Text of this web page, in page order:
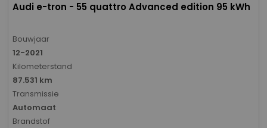
Audi e-tron - 55 quattro Advanced edition 95 kWh
Bouwjaar
12-2021
Kilometerstand
87.531 km
Transmissie
Automaat
Brandstof